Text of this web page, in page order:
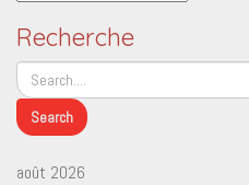
Recherche
août 2026